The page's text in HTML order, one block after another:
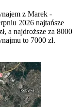
z Marek -
2026 najtańsze
a najdroższe za 8000
to 7000 zł.